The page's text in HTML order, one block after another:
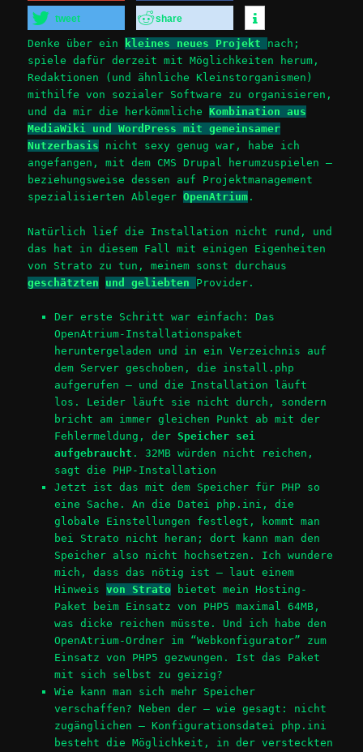
tweet share
Denke über ein kleines neues Projekt nach;
spiele dafür derzeit mit Möglichkeiten herum,
Redaktionen (und ähnliche Kleinstorganismen)
mithilfe von sozialer Software zu organisieren,
und da mir die herkömmlicheKombination aus
MediaWiki und WordPress mit gemeinsamer
Nutzerbasis nicht sexy genug war, habe ich
angefangen, mit dem CMS Drupal herumzuspielen –
beziehungsweise dessen auf Projektmanagement
spezialisierten AblegerOpenAtrium .
Natürlich lief die Installation nicht rund, und
das hat in diesem Fall mit einigen Eigenheiten
von Strato zu tun, meinem sonst durchaus
geschätzten
und geliebten Provider.
Der erste Schritt war einfach: Das
OpenAtrium-Installationspaket
heruntergeladen und in ein Verzeichnis auf
dem Server geschoben, die install.php
aufgerufen – und die Installation läuft
los. Leider läuft sie nicht durch, sondern
bricht am immer gleichen Punkt ab mit der
Fehlermeldung, der Speicher sei
aufgebraucht . 32MB würden nicht reichen,
sagt die PHP-Installation
Jetzt ist das mit dem Speicher für PHP so
eine Sache. An die Datei php.ini, die
globale Einstellungen festlegt, kommt man
bei Strato nicht heran; dort kann man den
Speicher also nicht hochsetzen. Ich wundere
mich, dass das nötig ist – laut einem
Hinweis von Stratobietet mein Hosting-
Paket beim Einsatz von PHP5 maximal 64MB,
was dicke reichen müsste. Und ich habe den
OpenAtrium-Ordner im “Webkonfigurator” zum
Einsatz von PHP5 gezwungen. Ist das Paket
mit sich selbst zu geizig?
Wie kann man sich mehr Speicher
verschaffen? Neben der – wie gesagt: nicht
zugänglichen – Konfigurationsdatei php.ini
besteht die Möglichkeit, in der versteckten